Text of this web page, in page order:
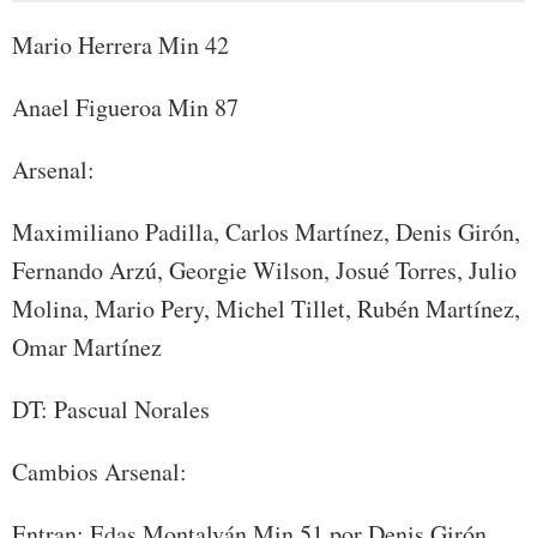
Mario Herrera Min 42
Anael Figueroa Min 87
Arsenal:
Maximiliano Padilla, Carlos Martínez, Denis Girón,
Fernando Arzú, Georgie Wilson, Josué Torres, Julio
Molina, Mario Pery, Michel Tillet, Rubén Martínez,
Omar Martínez
DT: Pascual Norales
Cambios Arsenal: